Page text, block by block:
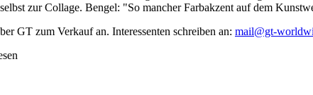
zur Collage. Bengel: "So mancher Farbakzent auf dem
GT zum Verkauf an. Interessenten schreiben an: mail@gt-